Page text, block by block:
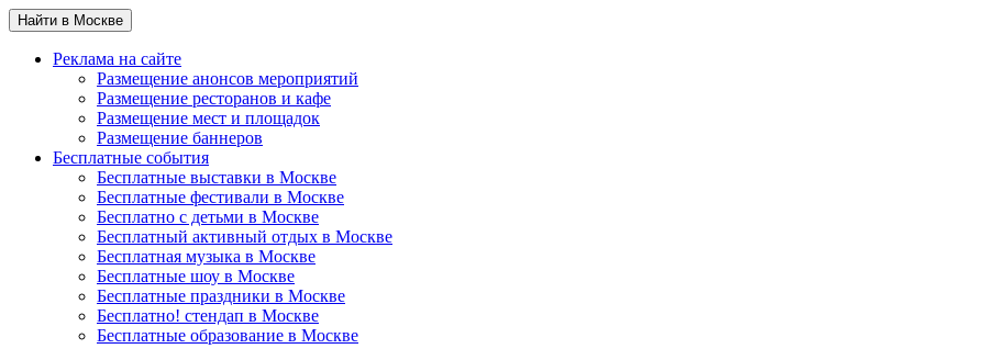
Найти в Москве
Реклама на сайте
Размещение анонсов мероприятий
Размещение ресторанов и кафе
Размещение мест и площадок
Размещение баннеров
Бесплатные события
Бесплатные выставки в Москве
Бесплатные фестивали в Москве
Бесплатно с детьми в Москве
Бесплатный активный отдых в Москве
Бесплатная музыка в Москве
Бесплатные шоу в Москве
Бесплатные праздники в Москве
Бесплатно! стендап в Москве
Бесплатные образование в Москве